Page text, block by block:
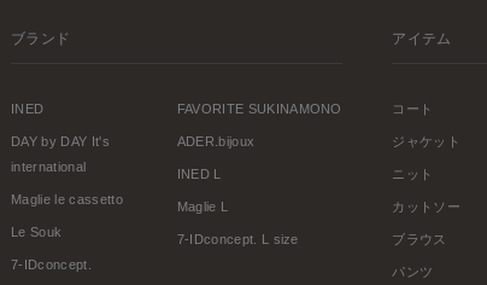
ブランド
INED
DAY by DAY It's
international
Maglie le cassetto
Le Souk
7-IDconcept.
FAVORITE SUKINAMONO
ADER.bijoux
INED L
Maglie L
7-IDconcept. L size
アイテム
コート
ジャケット
ニット
カットソー
ブラウス
パンツ